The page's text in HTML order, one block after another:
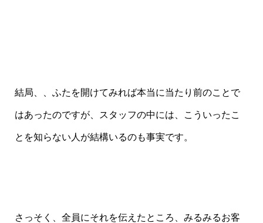
結局、、ふたを開けてみれば本当に当たり前のことで
はあったのですが、スタッフの中には、こういったこ
とを知らない人が結構いるのも事実です。
さっそく、全員にそれを伝えたところ、みるみるお客